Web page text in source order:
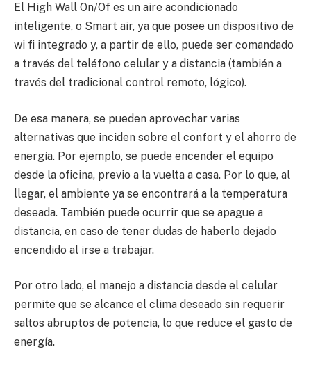
El High Wall On/Of es un aire acondicionado
inteligente, o Smart air, ya que posee un dispositivo de
wi fi integrado y, a partir de ello, puede ser comandado
a través del teléfono celular y a distancia (también a
través del tradicional control remoto, lógico).
De esa manera, se pueden aprovechar varias
alternativas que inciden sobre el confort y el ahorro de
energía. Por ejemplo, se puede encender el equipo
desde la oficina, previo a la vuelta a casa. Por lo que, al
llegar, el ambiente ya se encontrará a la temperatura
deseada. También puede ocurrir que se apague a
distancia, en caso de tener dudas de haberlo dejado
encendido al irse a trabajar.
Por otro lado, el manejo a distancia desde el celular
permite que se alcance el clima deseado sin requerir
saltos abruptos de potencia, lo que reduce el gasto de
energía.